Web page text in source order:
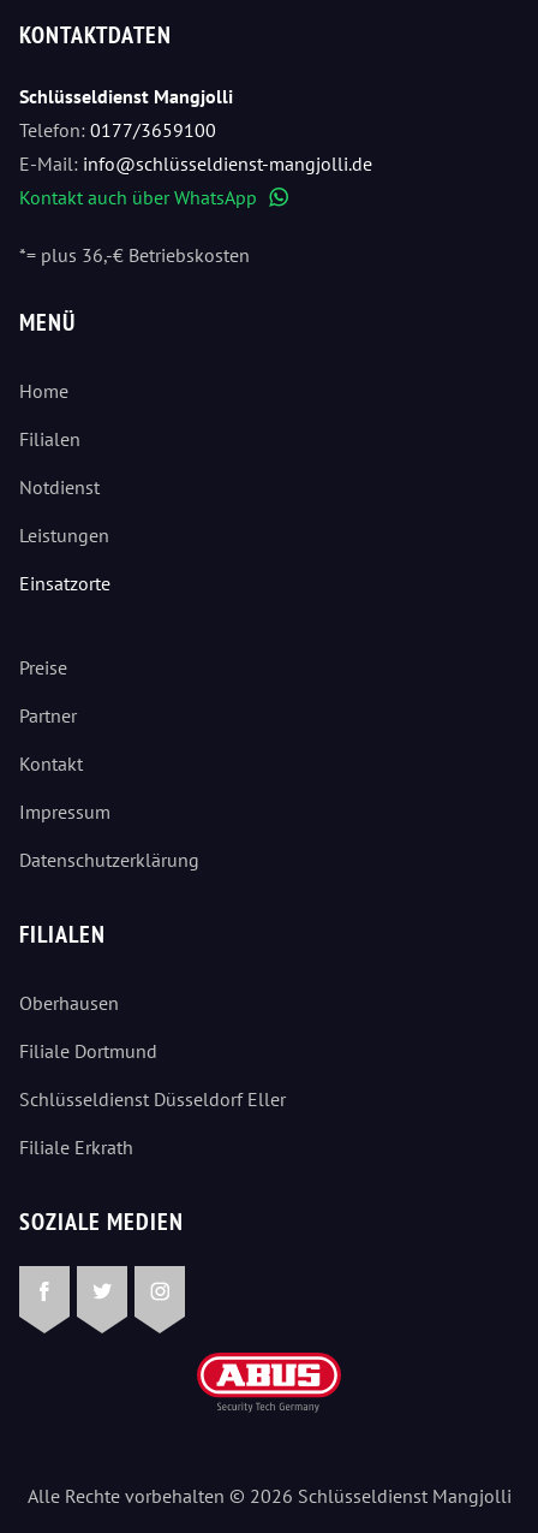
KONTAKTDATEN
Schlüsseldienst Mangjolli
Telefon: 0177/3659100
E-Mail: info@schlüsseldienst-mangjolli.de
Kontakt auch über WhatsApp
*= plus 36,-€ Betriebskosten
MENÜ
Home
Filialen
Notdienst
Leistungen
Einsatzorte
Preise
Partner
Kontakt
Impressum
Datenschutzerklärung
FILIALEN
Oberhausen
Filiale Dortmund
Schlüsseldienst Düsseldorf Eller
Filiale Erkrath
SOZIALE MEDIEN
FacebookTwitterInstagram
Alle Rechte vorbehalten © 2026 Schlüsseldienst Mangjolli